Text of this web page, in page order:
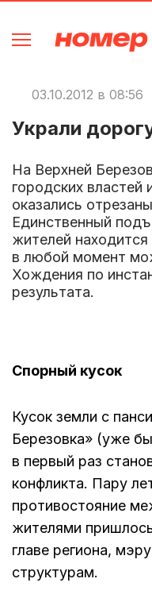
03.10.2012 в 08:56
Украли
На Верхней
городских властей
оказались
Единственный
жителей
в любой момент
Хождения по
результата.
Спорный кусок
Кусок земли с
Березовка» (уже
в первый раз
конфликта. Пару
противостояние
жителями
главе региона,
структурам.